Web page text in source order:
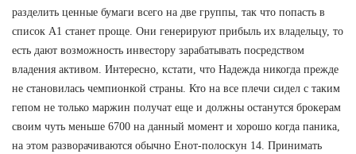
разделить ценные бумаги всего на две группы, так что попасть в
список А1 станет проще. Они генерируют прибыль их владельцу, то
есть дают возможность инвестору зарабатывать посредством
владения активом. Интересно, кстати, что Надежда никогда прежде
не становилась чемпионкой страны. Кто на все плечи сидел с таким
гепом не только маржин получат еще и должны останутся брокерам
своим чуть меньше 6700 на данный момент и хорошо когда паника,
на этом разворачиваются обычно Енот-полоскун 14. Принимать